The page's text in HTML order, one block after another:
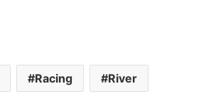
Racing River